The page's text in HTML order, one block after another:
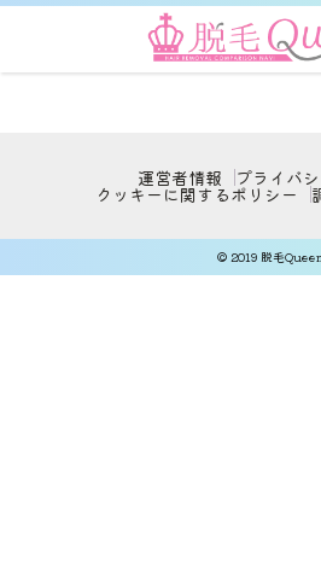
運営者情報 プライバ
クッキーに関するポリシー
© 2019 脱毛